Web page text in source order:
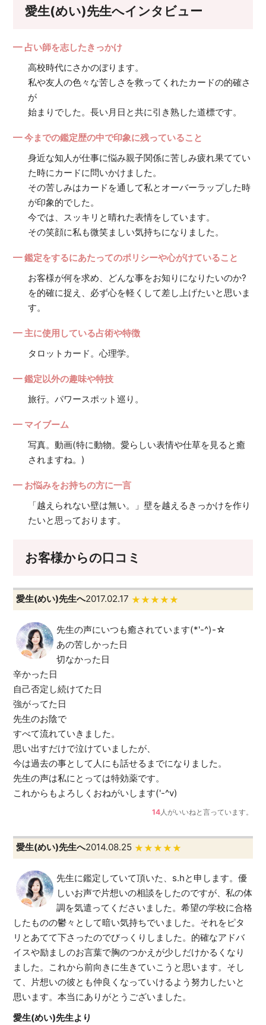
愛生(めい)先生へインタビュー
━ 占い師を志したきっかけ
高校時代にさかのぼります。
私や友人の色々な苦しさを救ってくれたカードの的確さ
が
始まりでした。長い月日と共に引き熟した道標です。
━ 今までの鑑定歴の中で印象に残っていること
身近な知人が仕事に悩み親子関係に苦しみ疲れ果ててい
た時にカードに問いかけました。
その苦しみはカードを通して私とオーバーラップした時
が印象的でした。
今では、スッキリと晴れた表情をしています。
その笑顔に私も微笑ましい気持ちになりました。
━ 鑑定をするにあたってのポリシーや心がけていること
お客様が何を求め、どんな事をお知りになりたいのか?
を的確に捉え、必ず心を軽くして差し上げたいと思いま
す。
━ 主に使用している占術や特徴
タロットカード。心理学。
━ 鑑定以外の趣味や特技
旅行。パワースポット巡り。
━ マイブーム
写真。動画(特に動物。愛らしい表情や仕草を見ると癒
されますね。)
━ お悩みをお持ちの方に一言
「越えられない壁は無い。」壁を越えるきっかけを作り
たいと思っております。
お客様からの口コミ
愛生(めい)先生へ2017.02.17 ★★★★★
先生の声にいつも癒されています(*'-^)-☆
あの苦しかった日
切なかった日
辛かった日
自己否定し続けてた日
強がってた日
先生のお陰で
すべて流れていきました。
思い出すだけで泣けていましたが、
今は過去の事として人にも話せるまでになりました。
先生の声は私にとっては特効薬です。
これからもよろしくおねがいします('-^v)
14人がいいねと言っています。
愛生(めい)先生へ2014.08.25 ★★★★★
先生に鑑定していて頂いた、s.hと申します。優
しいお声で片想いの相談をしたのですが、私の体
調を気遣ってくださいました。希望の学校に合格
したものの鬱々として暗い気持ちでいました。それをピタ
リとあてて下さったのでびっくりしました。的確なアドバ
イスや励ましのお言葉で胸のつかえが少しだけかるくなり
ました。これから前向きに生きていこうと思います。そし
て、片想いの彼とも仲良くなっていけるよう努力したいと
思います。本当にありがとうございました。
愛生(めい)先生より